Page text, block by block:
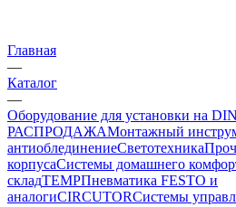
Главная
—
Каталог
—
Оборудование для установки на
РАСПРОДАЖАМонтажный
антиоблединениеСветотехника
корпусаСистемы домашнего
складTEMPПневматика FESTO и
аналогиCIRCUTORСистемы